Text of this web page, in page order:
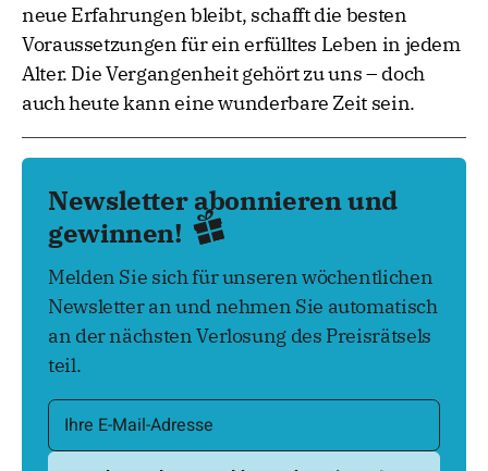
neue Erfahrungen bleibt, schafft die besten
Voraussetzungen für ein erfülltes Leben in jedem
Alter. Die Vergangenheit gehört zu uns – doch
auch heute kann eine wunderbare Zeit sein.
Newsletter abonnieren und
gewinnen!
Melden Sie sich für unseren wöchentlichen
Newsletter an und nehmen Sie automatisch
an der nächsten Verlosung des Preisrätsels
teil.